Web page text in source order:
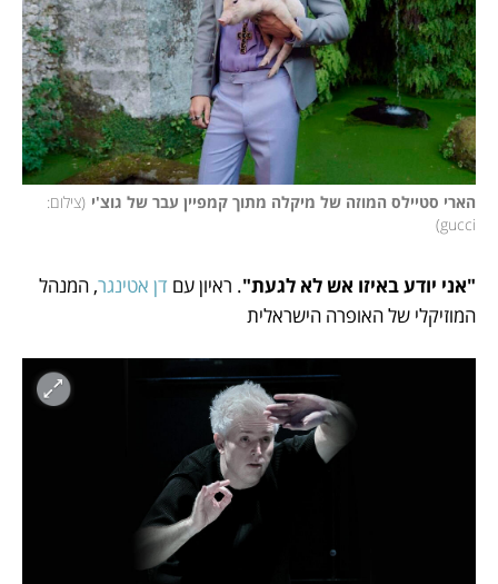
הארי סטיילס המוזה של מיקלה מתוך קמפיין עבר של גוצ'י (
gucci
)
"אני יודע באיזו אש לא לגעת". ראיון עם דן אטינגר
המוזיקלי של האופרה הישראלית